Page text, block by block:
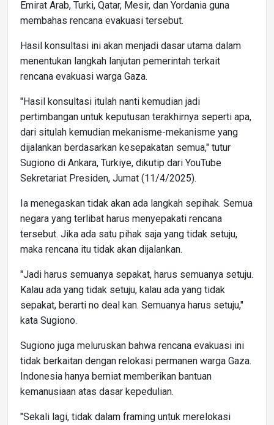
Emirat Arab, Turki, Qatar, Mesir, dan Yordania guna
membahas rencana evakuasi tersebut.
Hasil konsultasi ini akan menjadi dasar utama dalam
menentukan langkah lanjutan pemerintah terkait
rencana evakuasi warga Gaza.
"Hasil konsultasi itulah nanti kemudian jadi
pertimbangan untuk keputusan terakhirnya seperti apa,
dari situlah kemudian mekanisme-mekanisme yang
dijalankan berdasarkan kesepakatan semua," tutur
Sugiono di Ankara, Turkiye, dikutip dari YouTube
Sekretariat Presiden, Jumat (11/4/2025).
Ia menegaskan tidak akan ada langkah sepihak. Semua
negara yang terlibat harus menyepakati rencana
tersebut. Jika ada satu pihak saja yang tidak setuju,
maka rencana itu tidak akan dijalankan.
"Jadi harus semuanya sepakat, harus semuanya setuju.
Kalau ada yang tidak setuju, kalau ada yang tidak
sepakat, berarti no deal kan. Semuanya harus setuju,"
kata Sugiono.
Sugiono juga meluruskan bahwa rencana evakuasi ini
tidak berkaitan dengan relokasi permanen warga Gaza.
Indonesia hanya berniat memberikan bantuan
kemanusiaan atas dasar kepedulian.
"Sekali lagi, tidak dalam framing untuk merelokasi